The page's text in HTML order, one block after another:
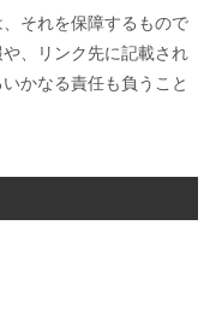
それを保障するもので
、リンク先に記載され
かなる責任も負うこと